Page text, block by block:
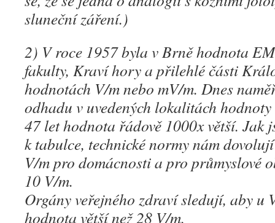
sluneční záření.)
2) V roce 1957 byla v Brně hodnota
fakulty, Kraví hory a přilehlé části
hodnotách V/m nebo mV/m. Dnes
odhadu v uvedených lokalitách
47 let hodnota řádově 1000x větší. Jak
k tabulce, technické normy nám
V/m pro domácnosti a pro průmyslové
10 V/m.
Orgány veřejného zdraví sledují, aby u
hodnota větší než 28 V/m.